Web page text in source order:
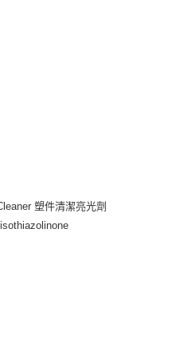
個別帳號之用戶狀況，依本公司即
使用額度並採取法律行動。
塑件清潔亮光劑